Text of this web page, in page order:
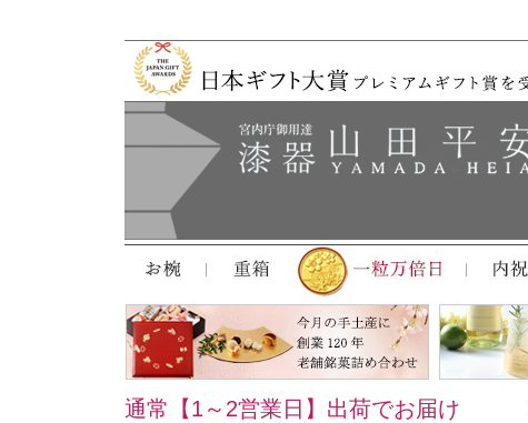
通常【1～2営業日】出荷でお届け